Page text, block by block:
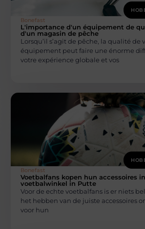
Bonefast
L'importance d'un équipement de
d'un magasin de pêche
Lorsqu’il s’agit de pêche, la qualité de
équipement peut faire une énorme
votre expérience globale et vos
Bonefast
Voetbalfans kopen hun accessoires
voetbalwinkel in Putte
Voor de echte voetbalfans is er niets
het hebben van de juiste accessoires
voor hun